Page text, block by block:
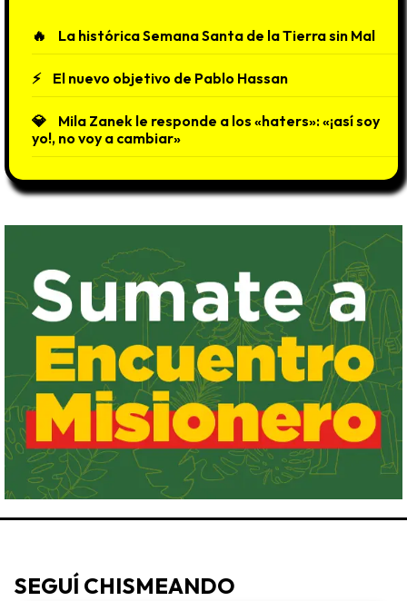
La histórica Semana Santa de la Tierra sin Mal
El nuevo objetivo de Pablo Hassan
Mila Zanek le responde a los «haters»: «¡así soy
yo!, no voy a cambiar»
SEGUÍ CHISMEANDO